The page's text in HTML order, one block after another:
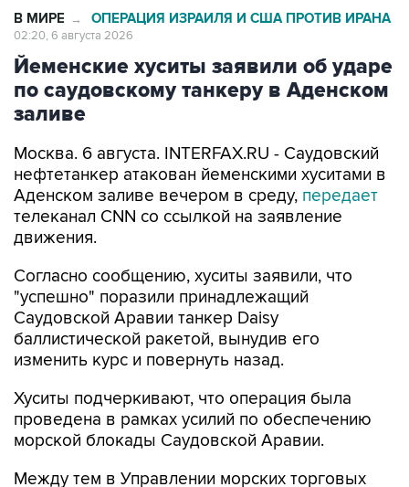
В МИРЕ → ОПЕРАЦИЯ ИЗРАИЛЯ И США ПРОТИВ ИРАНА
02:20, 6 августа 2026
Йеменские хуситы заявили об ударе
по саудовскому танкеру в Аденском
заливе
Москва. 6 августа. INTERFAX.RU - Саудовский
нефтетанкер атакован йеменскими хуситами в
Аденском заливе вечером в среду, передает
телеканал CNN со ссылкой на заявление
движения.
Согласно сообщению, хуситы заявили, что
"успешно" поразили принадлежащий
Саудовской Аравии танкер Daisy
баллистической ракетой, вынудив его
изменить курс и повернуть назад.
Хуситы подчеркивают, что операция была
проведена в рамках усилий по обеспечению
морской блокады Саудовской Аравии.
Между тем в Управлении морских торговых